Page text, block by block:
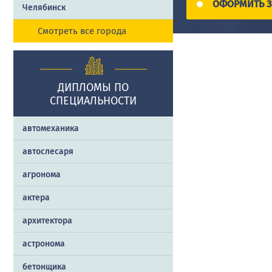
Челябинск
Смотреть все города
ДИПЛОМЫ ПО
СПЕЦИАЛЬНОСТИ
автомеханика
автослесаря
агронома
актера
архитектора
астронома
бетонщика
ОФОРМИТЬ